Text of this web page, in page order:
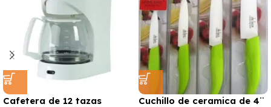
Cafetera de 12 tazas
Cuchillo de ceramica de 4¨